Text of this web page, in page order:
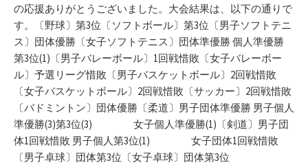
の応援ありがとうございました。大会結果は、以下の通りで
す。〔野球〕第3位〔ソフトボール〕第3位〔男子ソフトテニ
ス〕団体優勝〔女子ソフトテニス〕団体準優勝 個人準優勝
第3位(1)〔男子バレーボール〕1回戦惜敗〔女子バレーボー
ル〕予選リーグ惜敗〔男子バスケットボール〕2回戦惜敗
〔女子バスケットボール〕2回戦惜敗〔サッカー〕2回戦惜敗
〔バドミントン〕団体優勝〔柔道〕男子団体準優勝 男子個人
準優勝(3)第3位(3) 女子個人準優勝(1)〔剣道〕男子団
体1回戦惜敗 男子個人第3位(1) 女子団体1回戦惜敗
〔男子卓球〕団体第3位〔女子卓球〕団体第3位